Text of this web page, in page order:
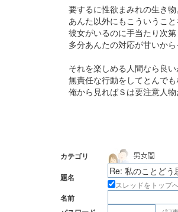
要するに性欲まみれの生き物
あんた以外にもこういうこ
彼女がいるのに手当たり次第
多分あんたの対応が甘いか
それを楽しめる人間なら良い
無責任な行動をしてとんで
俺から見ればＳは要注意人物
カテゴリ
題名
スレッドをトップ
名前